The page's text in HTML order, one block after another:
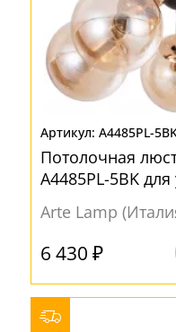
A4485PL-
Потолочная
A4485PL-5BK
Arte Lamp
6 430 ₽